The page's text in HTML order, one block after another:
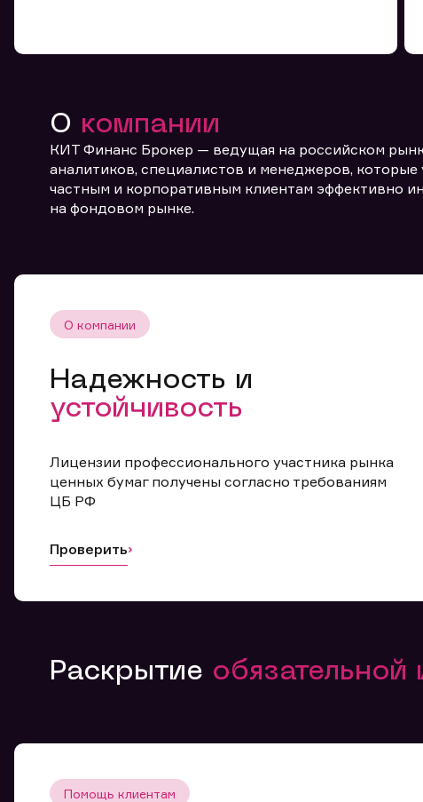
О компании
КИТ Финанс Брокер — ведущая на российском
аналитиков, специалистов и менеджеров,
частным и корпоративным клиентам эффективно
на фондовом рынке.
О компании
Надежность и
устойчивость
Лицензии профессионального участника рынка
ценных бумаг получены согласно требованиям
ЦБ РФ
Проверить
Раскрытие
Помощь клиентам